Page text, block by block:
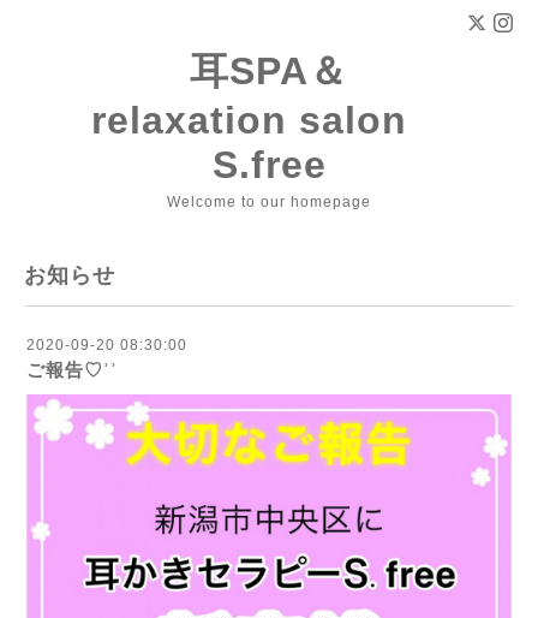
耳SPA＆
relaxation salon
S.free
Welcome to our homepage
お知らせ
2020-09-20 08:30:00
ご報告♡ʾʾ